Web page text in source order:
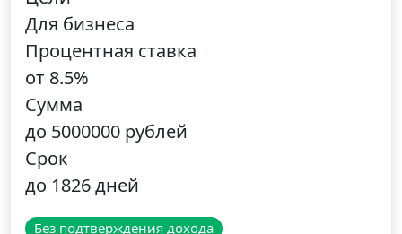
Для бизнеса
Процентная ставка
от 8.5%
Сумма
до 5000000 рублей
Срок
до 1826 дней
Без подтверждения дохода